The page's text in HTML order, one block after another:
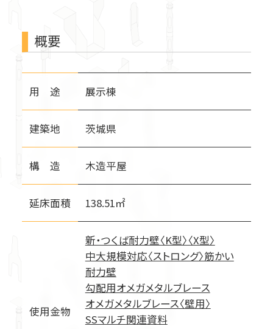
私たちの強み
製販一貫品質
概要
用 途 展示棟
建築地 茨城県
構 造 木造平屋
延床面積 138.51㎡
使用金物
新・つくば耐力壁〈K型〉〈X型〉
中大規模対応〈ストロング〉筋かい
耐力壁
勾配用オメガメタルブレース
オメガメタルブレース〈壁用〉
SSマルチ関連資料